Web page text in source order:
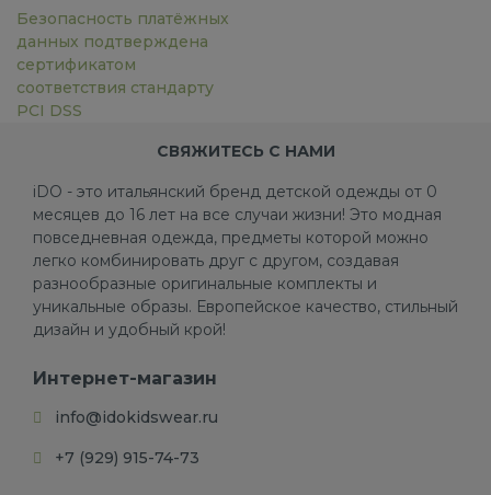
Безопасность платёжных
данных подтверждена
сертификатом
соответствия стандарту
PCI DSS
СВЯЖИТЕСЬ С НАМИ
iDO - это итальянский бренд детской одежды от 0
месяцев до 16 лет на все случаи жизни! Это модная
повседневная одежда, предметы которой можно
легко комбинировать друг с другом, создавая
разнообразные оригинальные комплекты и
уникальные образы. Европейское качество, стильный
дизайн и удобный крой!
Интернет-магазин
info@idokidswear.ru
+7 (929) 915-74-73